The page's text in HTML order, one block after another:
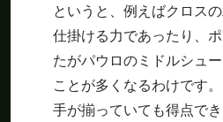
というと、例えばクロス
仕掛ける力であったり、
たがパウロのミドルシュ
ことが多くなるわけです
手が揃っていても得点で